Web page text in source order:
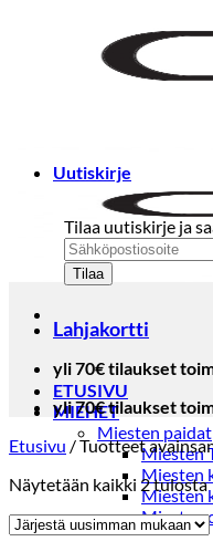
ETUSIVU
MIEHET
Miesten paidat
Miesten
Miesten
Miesten
Miesten
Miesten
Uutiskirje
Tilaa uutiskirje ja
Lahjakortti
yli 70€ tilaukset
yli 70€ tilaukset
Etusivu /Tuotteet
Näytetään kaikki 2 tulosta